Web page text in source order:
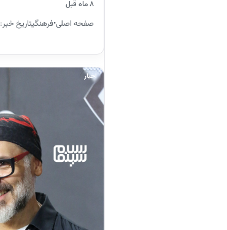
۸ ماه قبل
صفحه اصلی•فرهنگیتاریخ خبر: ۱ دی ۱۴۰۴ - ۰۹:۰۰
اخبار